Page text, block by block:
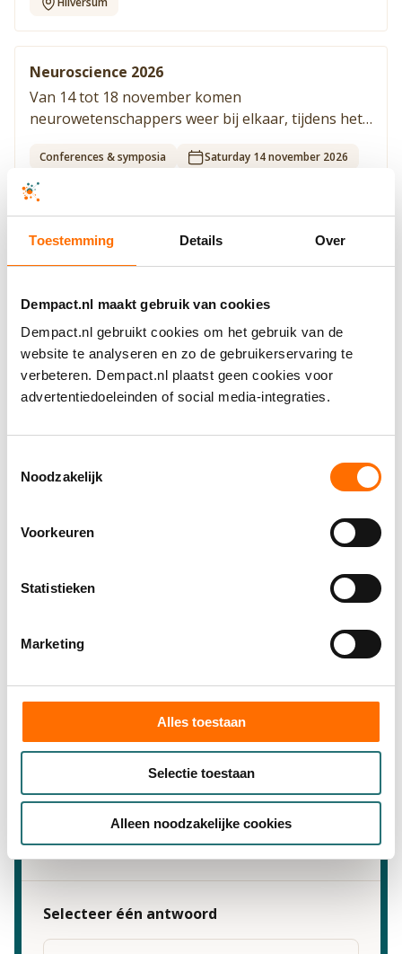
Toestemming Details Over
Dempact.nl maakt gebruik van cookies
Dempact.nl gebruikt cookies om het gebruik van de
website te analyseren en zo de gebruikerservaring te
verbeteren. Dempact.nl plaatst geen cookies voor
advertentiedoeleinden of social media-integraties.
Noodzakelijk
Voorkeuren
Statistieken
Marketing
Alles toestaan
Selectie toestaan
Alleen noodzakelijke cookies
Neuroscience 2026
Van 14 tot 18 november komen
neurowetenschappers weer bij elkaar, tijdens het
hersenschade die leidt tot dementie.
Conferences & symposia
Saturday 14 november 2026
CTAD Conferentie 2026
Alzheimer's Disease' (CTAD) komen onderzoekers,
updates over klinisch onderzoek naar de ziekte
van Alzheimer.
Conferences & symposia
Monday 16 november 2026
Boston (US)
Vind jouw impactpartners
1 Beantwoord 4 vragen
Vertel via 4 vragen over je onderzoek. En ontdek
Neem contact op met DEMPACT
DEMPACT introduceert je daarna bij de juiste
mensen van de juiste organisaties.
In welke fase zit je onderzoek?
Selecteer één antwoord